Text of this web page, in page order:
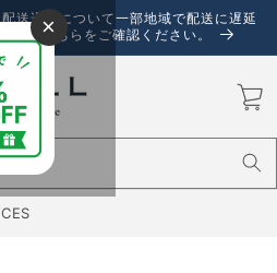
送遅延について一部地域で配送に遅延
は、こちらをご確認ください。
ー
×